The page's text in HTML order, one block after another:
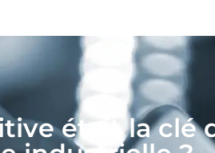
était la clé